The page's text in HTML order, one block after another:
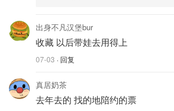
出身不凡汉堡bur
收藏 以后带娃去用得上
07-03 · 回复
真居奶茶
去年去的 找的地陪约的票